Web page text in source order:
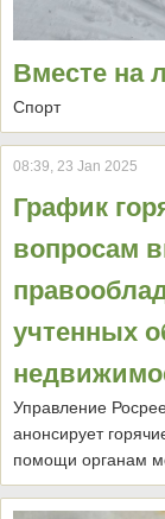
Вместе на
Спорт
08:39, 23 Jan 2025
График
вопросам
учтенных
Управление
анонсирует
помощи органам